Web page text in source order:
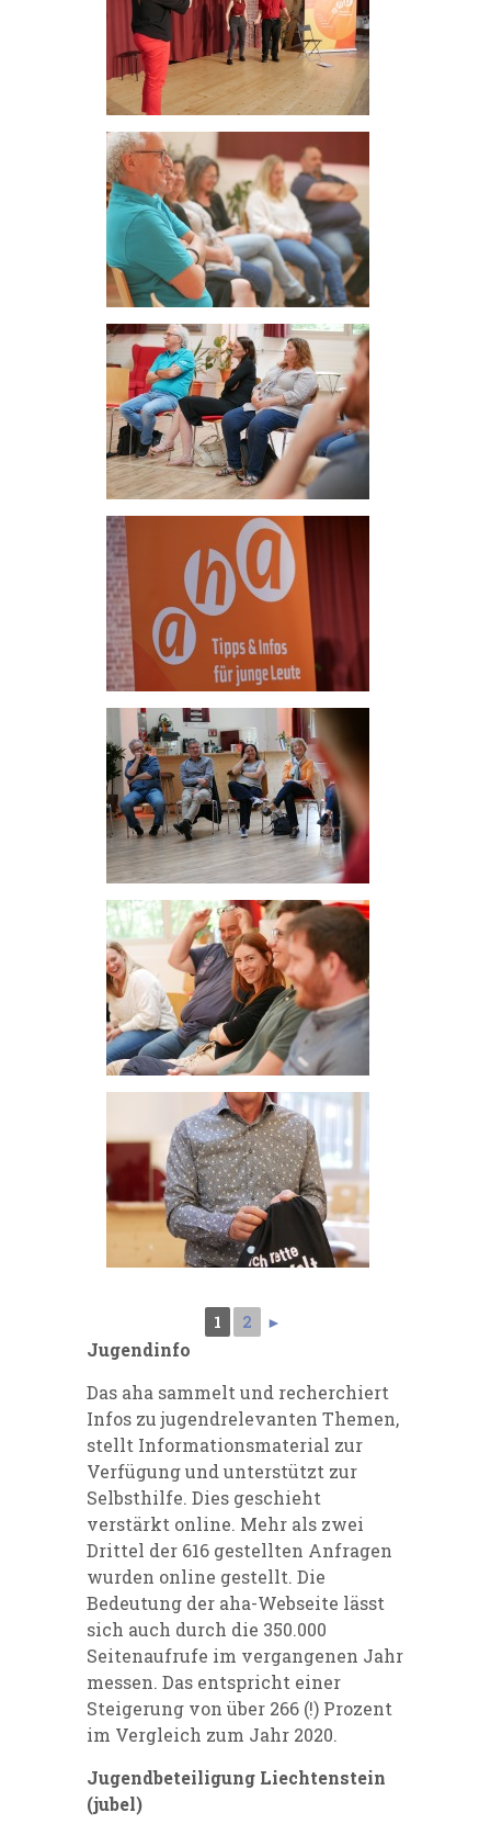
1 2 ►
Jugendinfo
Das aha sammelt und recherchiert
Infos zu jugendrelevanten Themen,
stellt Informationsmaterial zur
Verfügung und unterstützt zur
Selbsthilfe. Dies geschieht
verstärkt online. Mehr als zwei
Drittel der 616 gestellten Anfragen
wurden online gestellt. Die
Bedeutung der aha-Webseite lässt
sich auch durch die 350.000
Seitenaufrufe im vergangenen Jahr
messen. Das entspricht einer
Steigerung von über 266 (!) Prozent
im Vergleich zum Jahr 2020.
Jugendbeteiligung Liechtenstein
(jubel)